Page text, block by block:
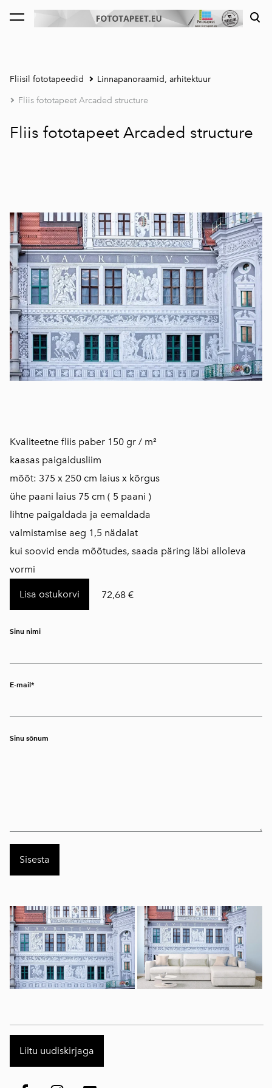
lisati ostukorvi. Vaata ostukorvi
Fliisil fototapeedid Linnapanoraamid, arhitektuur
Fliis fototapeet Arcaded structure
Fliis fototapeet Arcaded structure
​​​​​​​Kvaliteetne fliis paber 150 gr / m²
kaasas paigaldusliim
mõõt: 375 x 250 cm laius x kõrgus
ühe paani laius 75 cm ( 5 paani )
lihtne paigaldada ja eemaldada
​valmistamise aeg 1,5 nädalat
kui soovid enda mõõtudes, saada päring läbi alloleva
vormi
Lisa ostukorvi 72,68 €
Sinu nimi
E-mail
Sinu sõnum
Liitu uudiskirjaga